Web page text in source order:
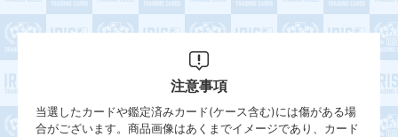
注意事項
当選したカードや鑑定済みカード(ケース含む)には傷がある場
合がございます。商品画像はあくまでイメージであり、カード